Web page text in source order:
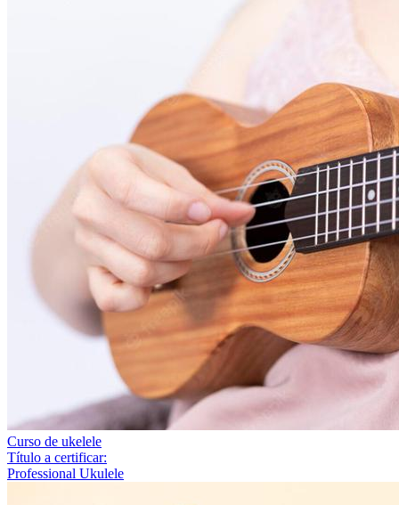
Curso de ukelele
Título a certificar:
Professional Ukulele